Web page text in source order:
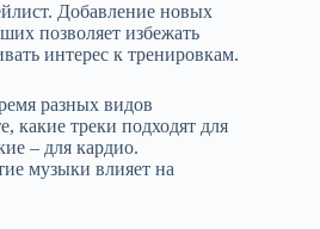
Добавление новых
позволяет избежать
интерес к тренировкам.
разных видов
какие треки подходят для
– для кардио.
музыки влияет на